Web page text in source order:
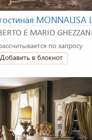
MONNALISA
E MARIO
по запросу
Добавить в блокнот